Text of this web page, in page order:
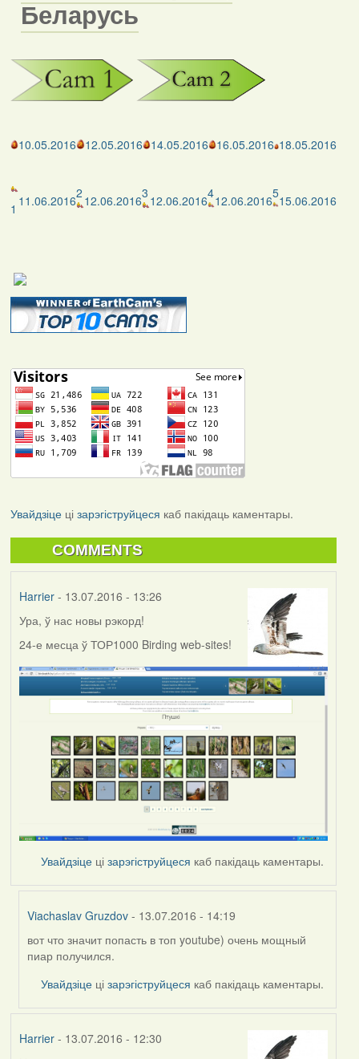
Беларусь
10.05.2016 12.05.2016 14.05.2016 16.05.2016 18.05.2016
1 11.06.20162 12.06.20163 12.06.2016412.06.2016515.06.2016
Увайдзіцеці зарэгіструйцеся каб пакідаць каментары.
COMMENTS
Harrier- 13.07.2016 - 13:26
Ура, ў нас новы рэкорд!
24-е месца ў ТОР1000 Birding web-sites!
Увайдзіце цізарэгіструйцеся каб пакідаць каментары.
Viachaslav Gruzdov - 13.07.2016 - 14:19
In
reply
Harrier
вот что значит попасть в топ youtube) очень мощный
пиар получился.
Увайдзіце цізарэгіструйцеся каб пакідаць каментары.
Harrier- 13.07.2016 - 12:30